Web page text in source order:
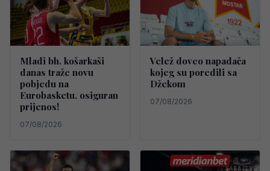
Mladi bh. košarkaši
danas traže novu
pobjedu na
Eurobasketu, osiguran
prijenos!
07/08/2026
Velež doveo napadača
kojeg su poredili sa
Džekom
07/08/2026